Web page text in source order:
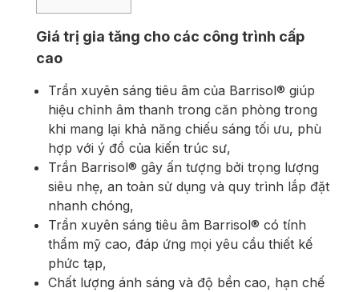
Giá trị gia tăng cho các công trình cấp
cao
Trần xuyên sáng tiêu âm của Barrisol® giúp
hiệu chỉnh âm thanh trong căn phòng trong
khi mang lại khả năng chiếu sáng tối ưu, phù
hợp với ý đồ của kiến trúc sư,
Trần Barrisol® gây ấn tượng bởi trọng lượng
siêu nhẹ, an toàn sử dụng và quy trình lắp đặt
nhanh chóng,
Trần xuyên sáng tiêu âm Barrisol® có tính
thẩm mỹ cao, đáp ứng mọi yêu cầu thiết kế
phức tạp,
Chất lượng ánh sáng và độ bền cao, hạn chế